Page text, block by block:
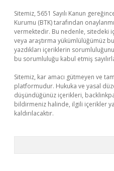
Sitemiz, 5651 Sayılı Kanun
Kurumu (BTK) tarafından
vermektedir. Bu nedenle, sitedeki
veya araştırma yükümlülüğümüz
yazdıkları içeriklerin
bu sorumluluğu kabul etmiş
Sitemiz, kar amacı gütmeyen ve
platformudur. Hukuka ve yasal
düşündüğünüz içerikleri,
bildirmeniz halinde, ilgili içerikler
kaldırılacaktır.